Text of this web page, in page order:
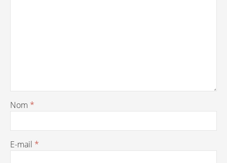
Nom *
E-mail *